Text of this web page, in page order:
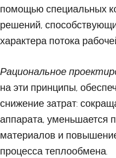
помощью специальных
решений,
характера потока
Рациональное
на эти принципы,
снижение затрат:
аппарата, уменьшается
материалов и
процесса теплообмена.